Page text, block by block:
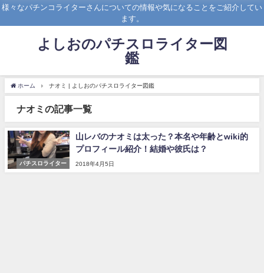
様々なパチンコライターさんについての情報や気になることをご紹介してい
ます。
よしおのパチスロライター図
鑑
ホーム ナオミ | よしおのパチスロライター図鑑
ナオミの記事一覧
パチスロライター
山レバのナオミは太った？本名や年齢とwiki的
プロフィール紹介！結婚や彼氏は？
2018年4月5日